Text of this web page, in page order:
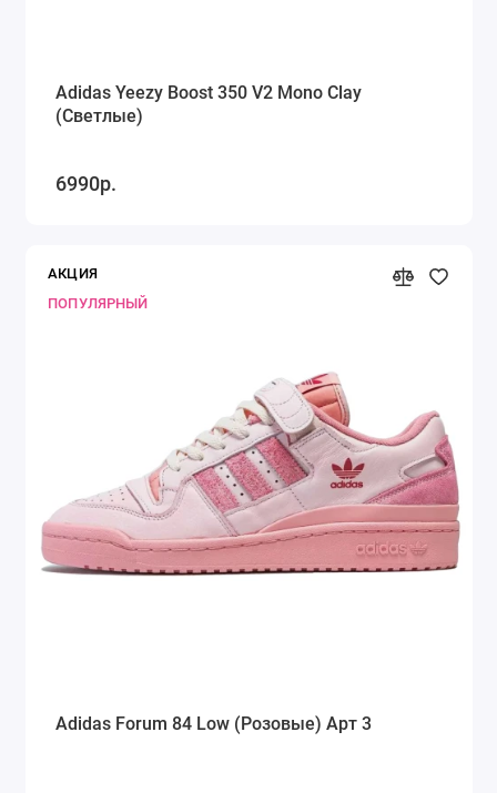
Adidas Yeezy Boost 350 V2 Mono Clay
(Светлые)
6990р.
АКЦИЯ
ПОПУЛЯРНЫЙ
Adidas Forum 84 Low (Розовые) Арт 3